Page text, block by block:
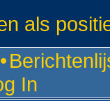
als
•
In